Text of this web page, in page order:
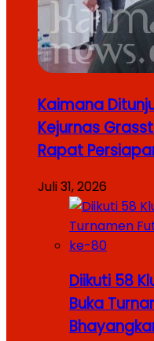
Kaimana
Kejurnas
Rapat
Juli 31, 2026
Diikuti 58
Buka